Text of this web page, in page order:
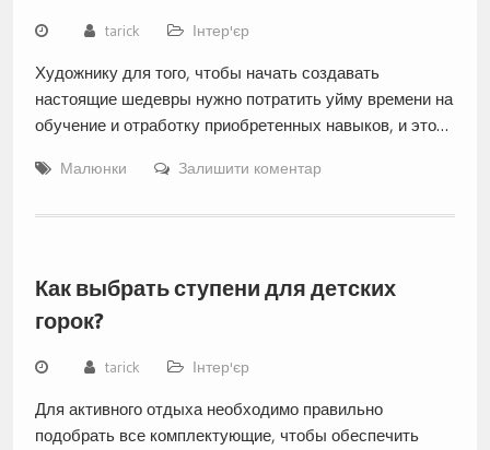
tarick Інтер'єр
Художнику для того, чтобы начать создавать
настоящие шедевры нужно потратить уйму времени на
обучение и отработку приобретенных навыков, и это…
Малюнки Залишити коментар
Как выбрать ступени для детских
горок?
tarick Інтер'єр
Для активного отдыха необходимо правильно
подобрать все комплектующие, чтобы обеспечить